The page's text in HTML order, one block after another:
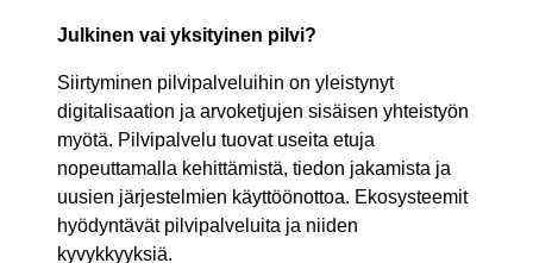
Julkinen vai yksityinen pilvi?
Siirtyminen pilvipalveluihin on yleistynyt
digitalisaation ja arvoketjujen sisäisen yhteistyön
myötä. Pilvipalvelu tuovat useita etuja
nopeuttamalla kehittämistä, tiedon jakamista ja
uusien järjestelmien käyttöönottoa. Ekosysteemit
hyödyntävät pilvipalveluita ja niiden
kyvykkyyksiä.